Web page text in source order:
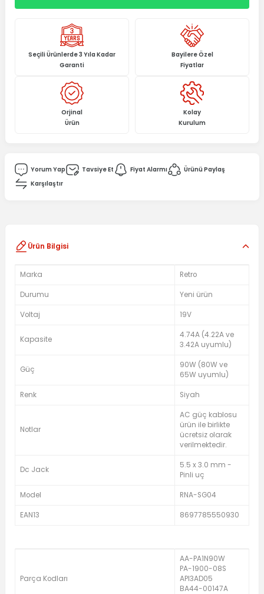
Seçili Ürünlerde 3 Yıla Kadar
Garanti
Bayilere Özel
Fiyatlar
Orjinal
Ürün
Kolay
Kurulum
Yorum Yap Tavsiye Et Fiyat Alarmı
Ürünü Paylaş
Karşılaştır
Ürün Bilgisi
Marka Retro
Durumu Yeni ürün
Voltaj 19V
Kapasite
4.74A (4.22A ve
3.42A uyumlu)
Güç
90W (80W ve
65W uyumlu)
Renk Siyah
Notlar
AC güç kablosu
ürün ile birlikte
ücretsiz olarak
verilmektedir.
Dc Jack
5.5 x 3.0 mm -
Pinli uç
Model RNA-SG04
EAN13 8697785550930
Parça Kodları
AA-PA1N90W
PA-1900-08S
API3AD05
BA44-00147A